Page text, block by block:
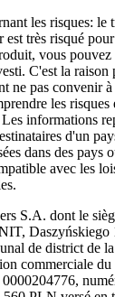
les risques:
est très risqué
vous
C'est la raison
ne pas convenir à
les risques
informations
d'un
dans des pays
avec les
S.A. dont le
Daszyńskiego
de district de
commerciale du